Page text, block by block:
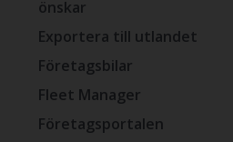
önskar
Exportera till utlandet
Företagsbilar
Fleet Manager
Företagsportalen